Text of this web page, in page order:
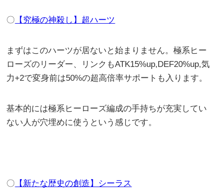
〇 【究極の神殺し】超ハーツ
まずはこのハーツが居ないと始まりません。極系ヒー
ローズのリーダー、リンクもATK15%up,DEF20%up,気
力+2で変身前は50%の超高倍率サポートも入ります。
基本的には極系ヒーローズ編成の手持ちが充実してい
ない人が穴埋めに使うという感じです。
〇 【新たな歴史の創造】シーラス